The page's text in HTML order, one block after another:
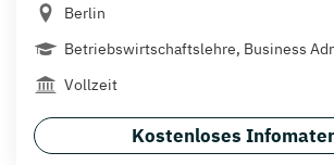
Berlin
Betriebswirtschaftslehre, Business
Vollzeit
Kostenloses